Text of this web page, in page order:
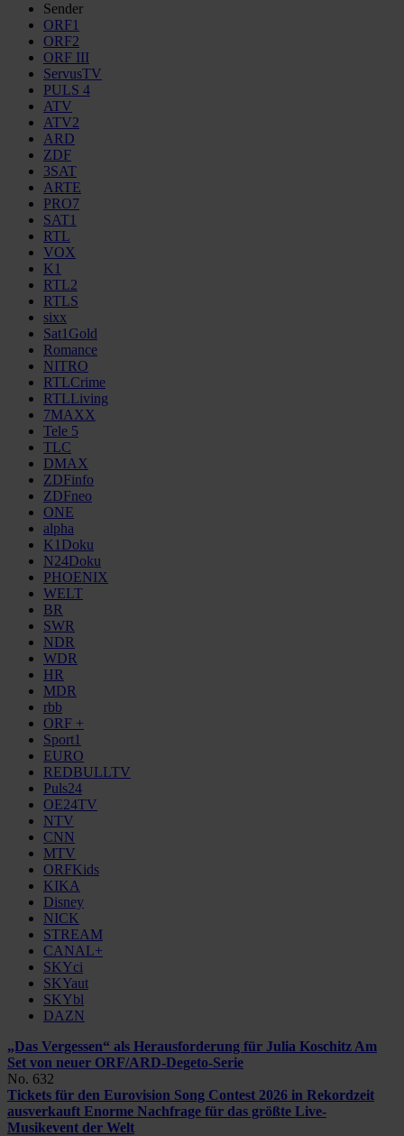
Sender
ORF1
ORF2
ORF III
ServusTV
PULS 4
ATV
ATV2
ARD
ZDF
3SAT
ARTE
PRO7
SAT1
RTL
VOX
K1
RTL2
RTLS
sixx
Sat1Gold
Romance
NITRO
RTLCrime
RTLLiving
7MAXX
Tele 5
TLC
DMAX
ZDFinfo
ZDFneo
ONE
alpha
K1Doku
N24Doku
PHOENIX
WELT
BR
SWR
NDR
WDR
HR
MDR
rbb
ORF +
Sport1
EURO
REDBULLTV
Puls24
OE24TV
NTV
CNN
MTV
ORFKids
KIKA
Disney
NICK
STREAM
CANAL+
SKYci
SKYaut
SKYbl
DAZN
„Das Vergessen“ als Herausforderung für Julia Koschitz Am
Set von neuer ORF/ARD-Degeto-Serie
No. 632
Tickets für den Eurovision Song Contest 2026 in Rekordzeit
ausverkauft Enorme Nachfrage für das größte Live-
Musikevent der Welt